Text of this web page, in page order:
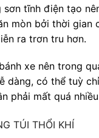
tĩnh điện tạo
mòn bởi thời gian
ra trơn tru hơn.
xe nên trong
dàng, có thể tuỳ
phải mất quá